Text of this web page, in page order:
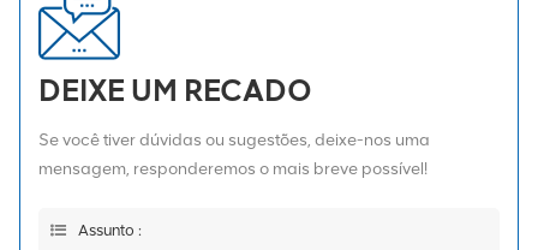
DEIXE UM RECADO
Se você tiver dúvidas ou sugestões, deixe-nos uma
mensagem, responderemos o mais breve possível!
Assunto :